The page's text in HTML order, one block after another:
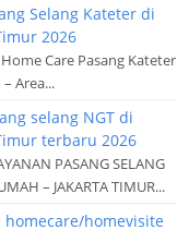
Selang Kateter di
2026
Care Pasang Kateter
Area...
selang NGT di
terbaru 2026
PASANG SELANG
– JAKARTA TIMUR...
homecare/homevisite